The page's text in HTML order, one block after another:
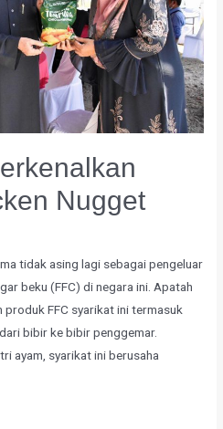
Nugget
tidak asing lagi sebagai pengeluar
beku (FFC) di negara ini. Apatah
FFC syarikat ini termasuk
bibir ke bibir penggemar.
ayam, syarikat ini berusaha